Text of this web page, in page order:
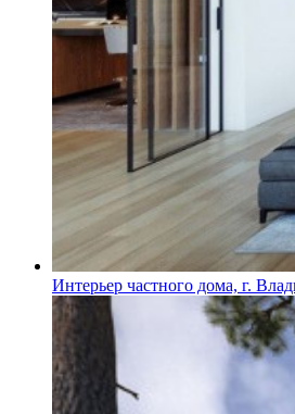
Интерьер частного дома, г.